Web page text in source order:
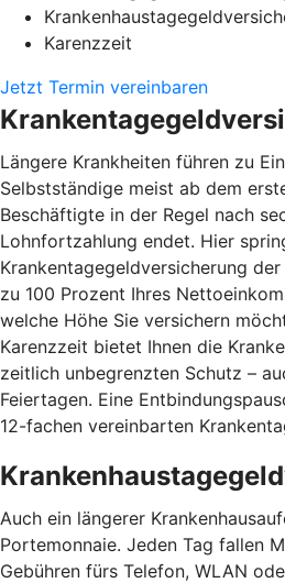
Karenzzeit
Jetzt Termin vereinbaren
Längere Krankheiten führen zu
Selbstständige meist ab dem
Beschäftigte in der Regel nach
Lohnfortzahlung endet. Hier
Krankentagegeldversicherung
zu 100 Prozent Ihres
welche Höhe Sie versichern
Karenzzeit bietet Ihnen die
zeitlich unbegrenzten Schutz –
Feiertagen. Eine
12-fachen vereinbarten
Auch ein längerer
Portemonnaie. Jeden Tag fallen
Gebühren fürs Telefon, WLAN